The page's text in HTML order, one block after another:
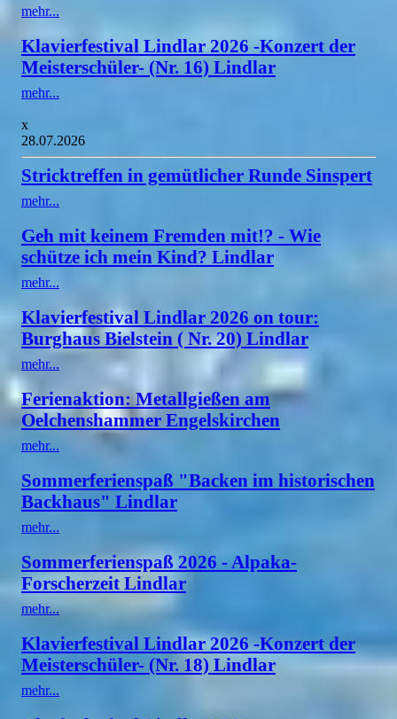
mehr...
Klavierfestival Lindlar 2026 -Konzert der
Meisterschüler- (Nr. 16) Lindlar
mehr...
x
28.07.2026
Stricktreffen in gemütlicher Runde Sinspert
mehr...
Geh mit keinem Fremden mit!? - Wie
schütze ich mein Kind? Lindlar
mehr...
Klavierfestival Lindlar 2026 on tour:
Burghaus Bielstein ( Nr. 20) Lindlar
mehr...
Ferienaktion: Metallgießen am
Oelchenshammer Engelskirchen
mehr...
Sommerferienspaß "Backen im historischen
Backhaus" Lindlar
mehr...
Sommerferienspaß 2026 - Alpaka-
Forscherzeit Lindlar
mehr...
Klavierfestival Lindlar 2026 -Konzert der
Meisterschüler- (Nr. 18) Lindlar
mehr...